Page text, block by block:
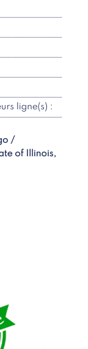
ligne(s) :
/
of Illinois,